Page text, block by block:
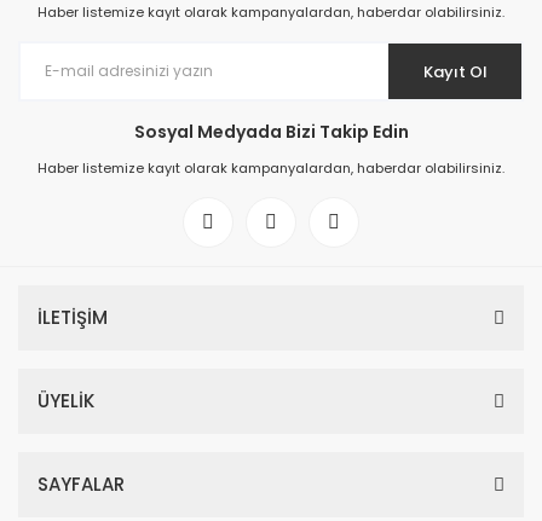
Haber listemize kayıt olarak kampanyalardan, haberdar olabilirsiniz.
Kayıt Ol
Sosyal Medyada Bizi Takip Edin
Haber listemize kayıt olarak kampanyalardan, haberdar olabilirsiniz.
İLETİŞİM
ÜYELİK
SAYFALAR